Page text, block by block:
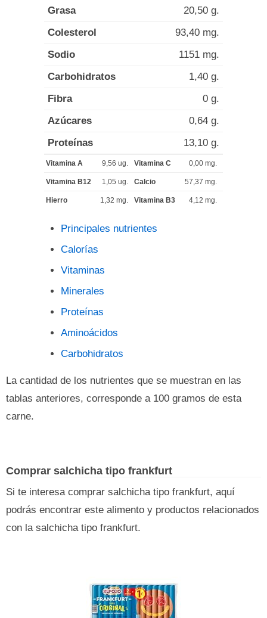
Grasa
20,50 g.
Colesterol
93,40 mg.
Sodio
1151 mg.
Carbohidratos
1,40 g.
Fibra
0 g.
Azúcares
0,64 g.
Proteínas
13,10 g.
Vitamina A 9,56 ug. Vitamina C 0,00 mg.
Vitamina B12 1,05 ug. Calcio 57,37 mg.
Hierro 1,32 mg. Vitamina B3 4,12 mg.
Principales nutrientes
Calorías
Vitaminas
Minerales
Proteínas
Aminoácidos
Carbohidratos
La cantidad de los nutrientes que se muestran en las
tablas anteriores, corresponde a 100 gramos de esta
carne.
Comprar salchicha tipo frankfurt
Si te interesa comprar salchicha tipo frankfurt, aquí
podrás encontrar este alimento y productos relacionados
con la salchicha tipo frankfurt.